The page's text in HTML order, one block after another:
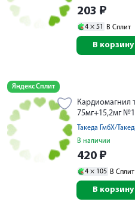
203 ₽
4 × 51 В Сплит
В корзину
Яндекс Сплит
Кардиомагнил
75мг+15,2мг
Такеда ГмбХ/
В наличии
420 ₽
4 × 105 В Сплит
В корзину